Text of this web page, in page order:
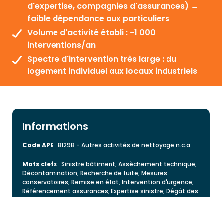
d'expertise, compagnies d'assurances) →
faible dépendance aux particuliers
Volume d'activité établi : ~1 000
interventions/an
Spectre d'intervention très large : du
logement individuel aux locaux industriels
Informations
Code APE : 8129B - Autres activités de nettoyage n.c.a.
Mots clefs: Sinistre bâtiment, Assèchement technique,
Décontamination, Recherche de fuite, Mesures
conservatoires, Remise en état, Intervention d'urgence,
Référencement assurances, Expertise sinistre, Dégât des